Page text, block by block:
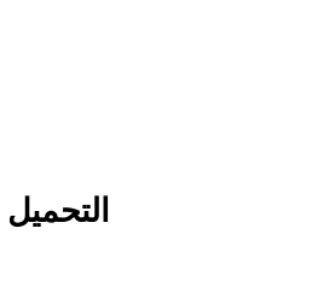
التحميل